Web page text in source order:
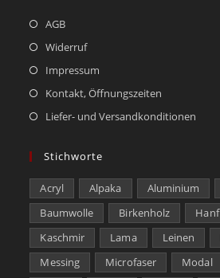
AGB
Widerruf
Impressum
Kontakt, Öffnungszeiten
Liefer- und Versandkonditionen
Stichworte
Acryl Alpaka Aluminium
Baumwolle
Birkenholz Hanf
Kaschmir
Lama Leinen
Messing
Microfaser Modal